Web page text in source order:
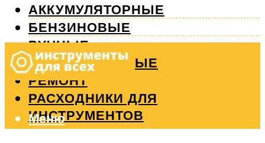
АККУМУЛЯТОРНЫЕ
БЕНЗИНОВЫЕ
РУЧНЫЕ
ИЗМЕРИТЕЛЬНЫЕ
РЕМОНТ
РАСХОДНИКИ ДЛЯ
ИНСТРУМЕНТОВ
Меню